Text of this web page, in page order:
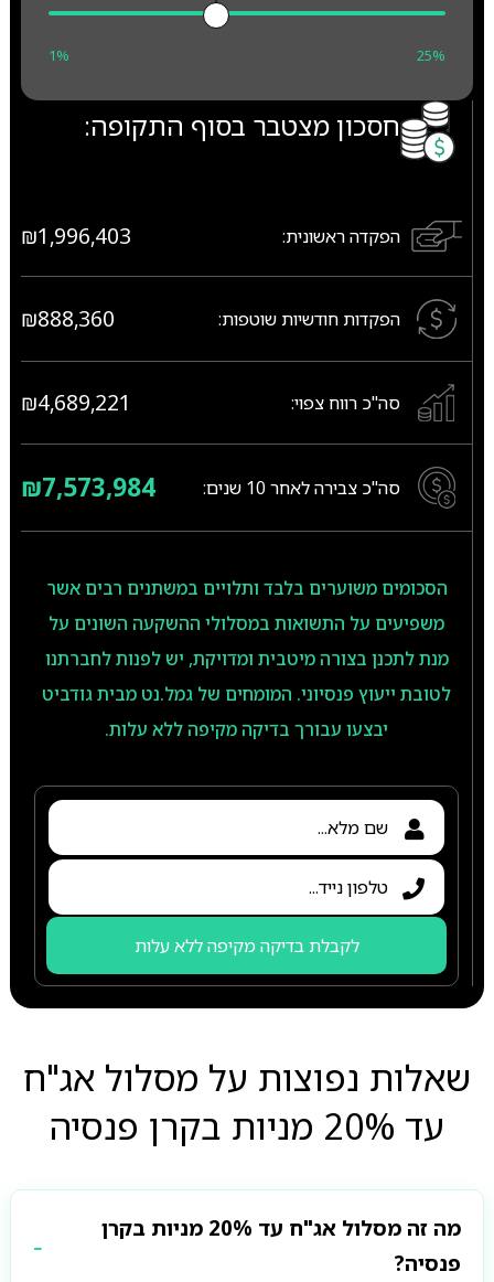
1% 25%
חסכון מצטבר בסוף התקופה:
הפקדה ראשונית: ₪1,996,403
הפקדות חודשיות שוטפות: ₪888,360
סה"כ רווח צפוי: ₪4,689,221
סה"כ צבירה לאחר 10 שנים: ₪7,573,984
הסכומים משוערים בלבד ותלויים במשתנים רבים אשר
משפיעים על התשואות במסלולי ההשקעה השונים על
מנת לתכנן בצורה מיטבית ומדויקת, יש לפנות לחברתנו
לטובת ייעוץ פנסיוני. המומחים של גמל.נט מבית גודביט
יבצעו עבורך בדיקה מקיפה ללא עלות.
לקבלת בדיקה מקיפה ללא עלות
שאלות נפוצות על מסלול אג"ח
עד 20% מניות בקרן פנסיה
מה זה מסלול אג"ח עד 20% מניות בקרן
פנסיה?